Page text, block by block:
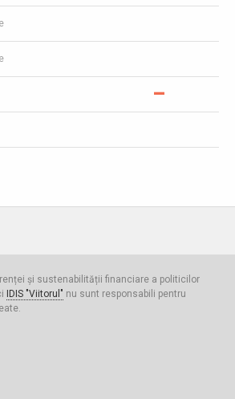
–
și sustenabilității financiare a politicilor
IDIS "Viitorul" nu sunt responsabili pentru